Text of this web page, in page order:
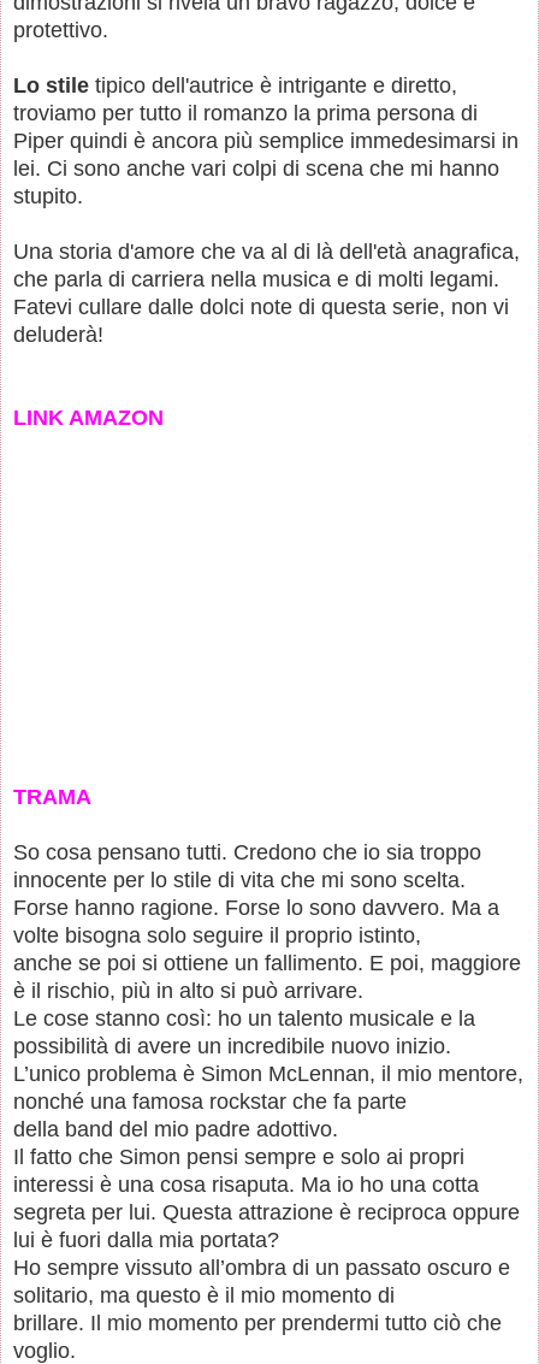
protettivo.
Lo stile tipico dell'autrice è intrigante e diretto,
troviamo per tutto il romanzo la prima persona di
Piper quindi è ancora più semplice immedesimarsi in
lei. Ci sono anche vari colpi di scena che mi hanno
stupito.
Una storia d'amore che va al di là dell'età anagrafica,
che parla di carriera nella musica e di molti legami.
Fatevi cullare dalle dolci note di questa serie, non vi
deluderà!
LINK AMAZON
TRAMA
So cosa pensano tutti. Credono che io sia troppo
innocente per lo stile di vita che mi sono scelta.
Forse hanno ragione. Forse lo sono davvero. Ma a
volte bisogna solo seguire il proprio istinto,
anche se poi si ottiene un fallimento. E poi, maggiore
è il rischio, più in alto si può arrivare.
Le cose stanno così: ho un talento musicale e la
possibilità di avere un incredibile nuovo inizio.
L’unico problema è Simon McLennan, il mio mentore,
nonché una famosa rockstar che fa parte
della band del mio padre adottivo.
Il fatto che Simon pensi sempre e solo ai propri
interessi è una cosa risaputa. Ma io ho una cotta
segreta per lui. Questa attrazione è reciproca oppure
lui è fuori dalla mia portata?
Ho sempre vissuto all’ombra di un passato oscuro e
solitario, ma questo è il mio momento di
brillare. Il mio momento per prendermi tutto ciò che
voglio.